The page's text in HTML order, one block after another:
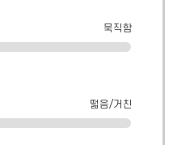
묵직함
떫음/거친